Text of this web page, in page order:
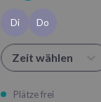
Di Do
Zeit wählen
Plätze frei